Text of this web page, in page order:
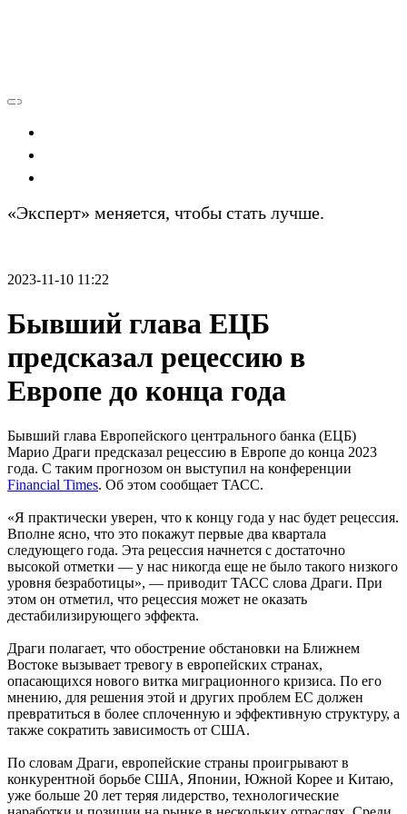
«Эксперт» меняется, чтобы стать лучше.
2023-11-10 11:22
Бывший глава ЕЦБ
предсказал рецессию в
Европе до конца года
Бывший глава Европейского центрального банка (ЕЦБ)
Марио Драги предсказал рецессию в Европе до конца 2023
года. С таким прогнозом он выступил на конференции
Financial Times. Об этом сообщает ТАСС.
«Я практически уверен, что к концу года у нас будет рецессия.
Вполне ясно, что это покажут первые два квартала
следующего года. Эта рецессия начнется с достаточно
высокой отметки — у нас никогда еще не было такого низкого
уровня безработицы», — приводит ТАСС слова Драги. При
этом он отметил, что рецессия может не оказать
дестабилизирующего эффекта.
Драги полагает, что обострение обстановки на Ближнем
Востоке вызывает тревогу в европейских странах,
опасающихся нового витка миграционного кризиса. По его
мнению, для решения этой и других проблем ЕС должен
превратиться в более сплоченную и эффективную структуру, а
также сократить зависимость от США.
По словам Драги, европейские страны проигрывают в
конкурентной борьбе США, Японии, Южной Корее и Китаю,
уже больше 20 лет теряя лидерство, технологические